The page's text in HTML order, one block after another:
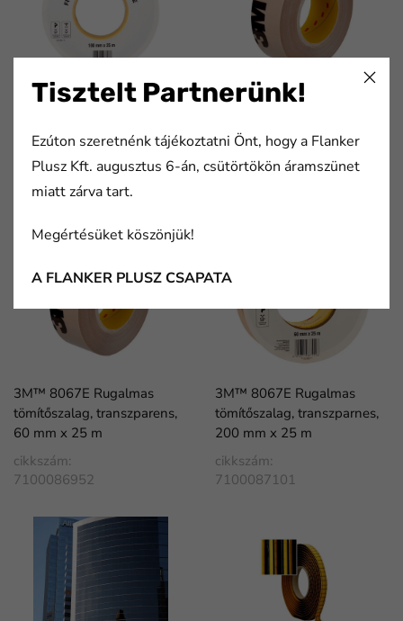
3M™ 8067E Rugalmas
100 mm x 25 m
cikkszám:
7100086953
3M™ 8067E Rugalmas
50 mm x 25 m
cikkszám:
3M™ 8067E Rugalmas
tömítőszalag, transzparens,
60 mm x 25 m
cikkszám:
7100086952
3M™ 8067E Rugalmas
tömítőszalag, transzparnes,
200 mm x 25 m
cikkszám:
7100087101
Tisztelt Partnerünk!
Ezúton szeretnénk tájékoztatni Önt, hogy a Flanker
Plusz Kft. augusztus 6-án, csütörtökön áramszünet
miatt zárva tart.
Megértésüket köszönjük!
A FLANKER PLUSZ CSAPATA